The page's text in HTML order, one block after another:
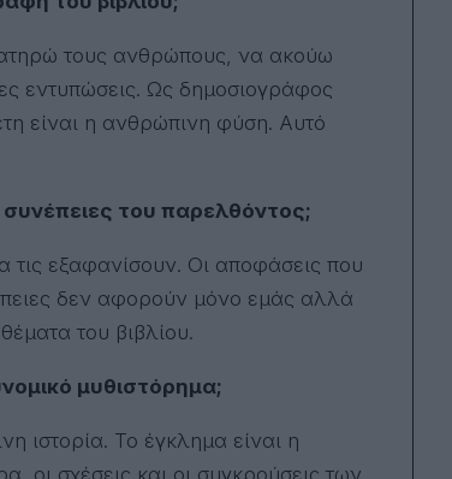
τους ανθρώπους, να ακούω
εντυπώσεις. Ως δημοσιογράφος
είναι η ανθρώπινη φύση. Αυτό
του παρελθόντος;
εξαφανίσουν. Οι αποφάσεις που
δεν αφορούν μόνο εμάς αλλά
του βιβλίου.
μυθιστόρημα;
ιστορία. Το έγκλημα είναι η